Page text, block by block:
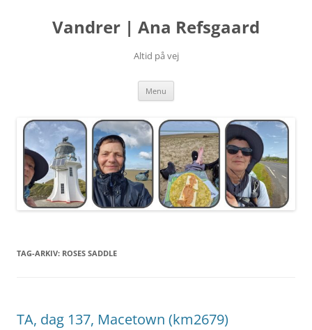
Vandrer | Ana Refsgaard
Altid på vej
Menu
TAG-ARKIV: ROSES SADDLE
TA, dag 137, Macetown (km2679)